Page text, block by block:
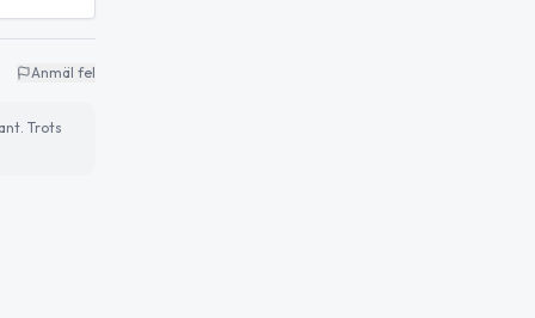
Anmäl fel
Trots